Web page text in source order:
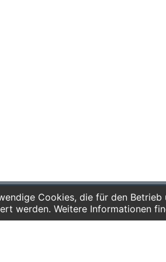
für
0341
Cookies, die für den
werden. Weitere Informationen